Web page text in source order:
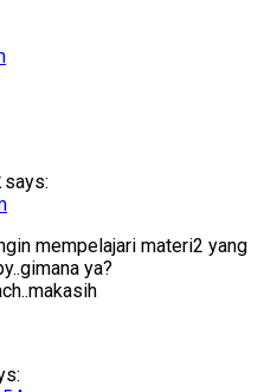
says:
mempelajari materi2 yang
ya?